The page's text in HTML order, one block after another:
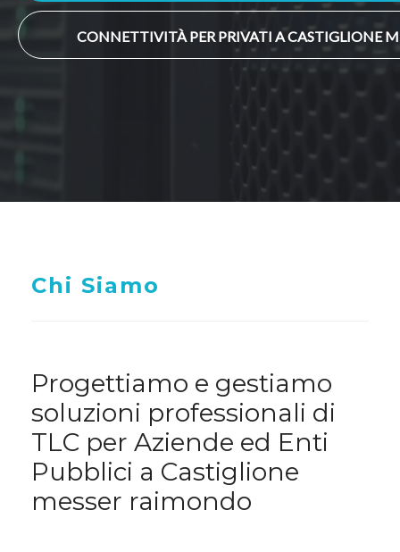
CONNETTIVITÀ PER PRIVATI A CASTIGLIONE
Chi Siamo
Progettiamo e gestiamo
soluzioni professionali di
TLC per Aziende ed Enti
Pubblici a Castiglione
messer raimondo